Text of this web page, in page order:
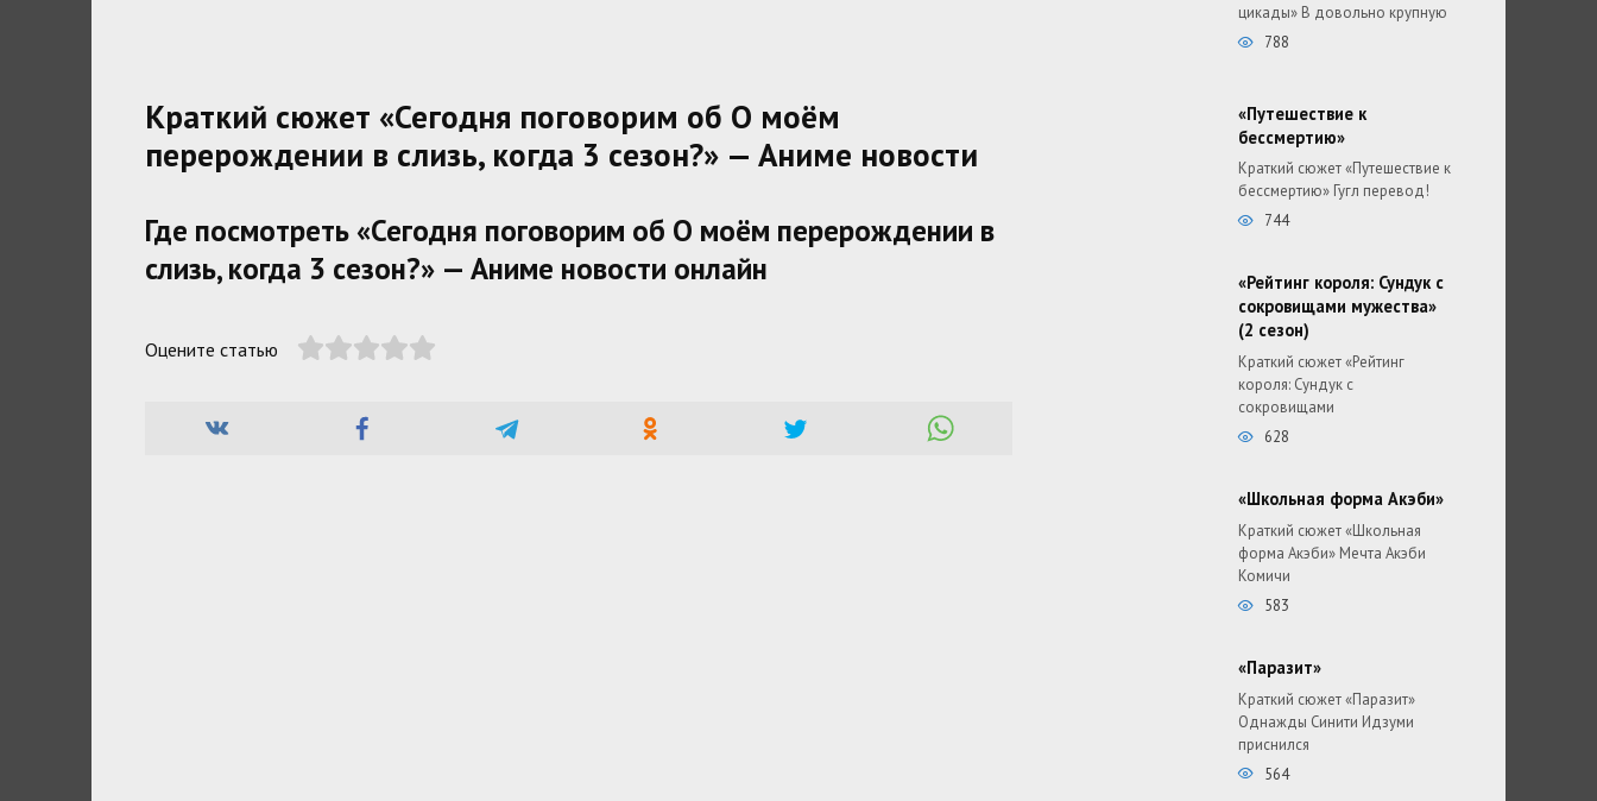
Краткий сюжет «Сегодня поговорим об О моём
перерождении в слизь, когда 3 сезон?» — Аниме новости
Где посмотреть «Сегодня поговорим об О моём перерождении в
слизь, когда 3 сезон?» — Аниме новости онлайн
Оцените статью
цикады» В довольно крупную
788
«Путешествие к
бессмертию»
Краткий сюжет «Путешествие к
бессмертию» Гугл перевод!
744
«Рейтинг короля: Сундук с
сокровищами мужества»
(2 сезон)
Краткий сюжет «Рейтинг
короля: Сундук с
сокровищами
628
«Школьная форма Акэби»
Краткий сюжет «Школьная
форма Акэби» Мечта Акэби
Комичи
583
«Паразит»
Краткий сюжет «Паразит»
Однажды Синити Идзуми
приснился
564